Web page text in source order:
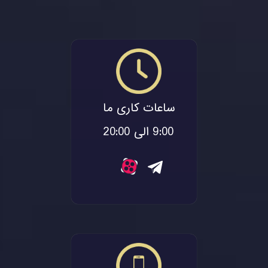
ساعات کاری ما
9:00 الی 20:00